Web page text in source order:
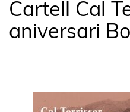
Cartell Cal
aniversari